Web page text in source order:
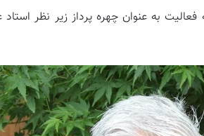
فعالیت به عنوان چهره پرداز زیر نظر استاد